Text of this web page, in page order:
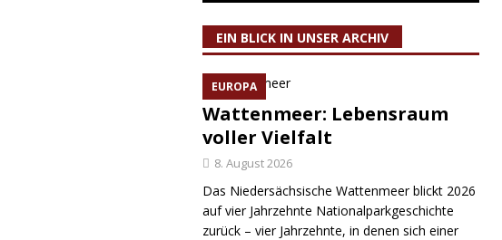
EIN BLICK IN UNSER ARCHIV
EUROPA
Wattenmeer: Lebensraum
voller Vielfalt
8. August 2026
Das Niedersächsische Wattenmeer blickt 2026
auf vier Jahrzehnte Nationalparkgeschichte
zurück – vier Jahrzehnte, in denen sich einer